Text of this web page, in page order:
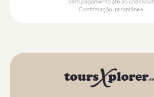
Confirmação instantânea.